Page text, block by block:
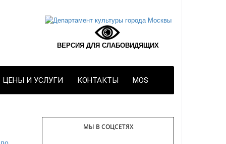
ВЕРСИЯ ДЛЯ СЛАБОВИДЯЩИХ
ЦЕНЫ И УСЛУГИ КОНТАКТЫ MOS
МЫ В СОЦСЕТЯХ